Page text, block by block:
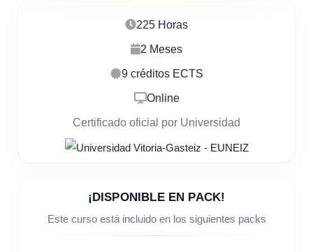
225 Horas
2 Meses
9 créditos ECTS
Online
Certificado oficial por Universidad
¡DISPONIBLE EN PACK!
Este curso está incluido en los siguientes packs